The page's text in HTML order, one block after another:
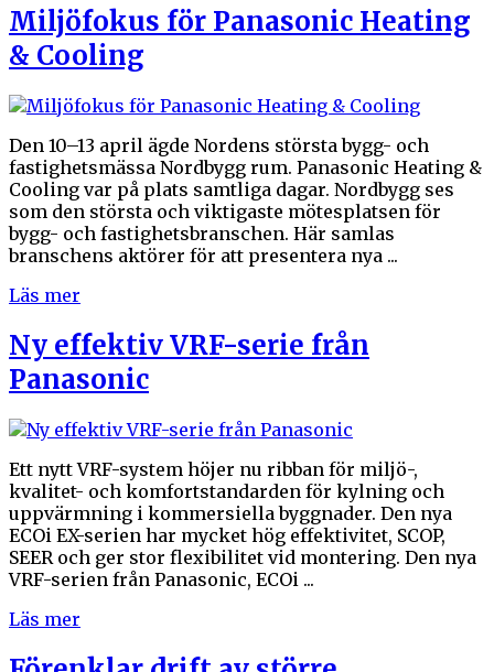
Miljöfokus för Panasonic Heating
& Cooling
Den 10–13 april ägde Nordens största bygg- och
fastighetsmässa Nordbygg rum. Panasonic Heating &
Cooling var på plats samtliga dagar. Nordbygg ses
som den största och viktigaste mötesplatsen för
bygg- och fastighetsbranschen. Här samlas
branschens aktörer för att presentera nya ...
Läs mer
Ny effektiv VRF-serie från
Panasonic
Ett nytt VRF-system höjer nu ribban för miljö-,
kvalitet- och komfortstandarden för kylning och
uppvärmning i kommersiella byggnader. Den nya
ECOi EX-serien har mycket hög effektivitet, SCOP,
SEER och ger stor flexibilitet vid montering. Den nya
VRF-serien från Panasonic, ECOi ...
Läs mer